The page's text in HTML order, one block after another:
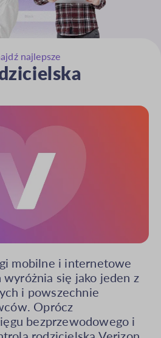
najlepsze
mobilne i internetowe
wyróżnia się jako jeden z
i powszechnie
Oprócz
bezprzewodowego i